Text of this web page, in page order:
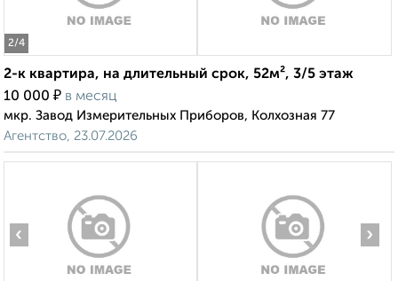
2/4
2-к квартира, на длительный срок, 52м², 3/5 этаж
10 000 ₽ в месяц
мкр. Завод Измерительных Приборов, Колхозная 77
Агентство, 23.07.2026
‹ ›